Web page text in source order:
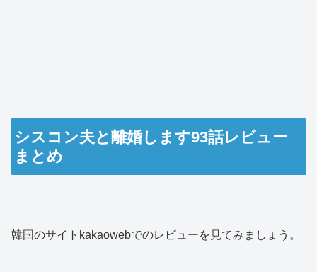
シスコン夫と離婚します93話レビュー
まとめ
韓国のサイトkakaowebでのレビューを見てみましょう。